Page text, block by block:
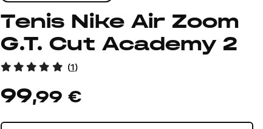
Tenis Nike Air Zoom
G.T. Cut Academy 2
(1)
99,99 €